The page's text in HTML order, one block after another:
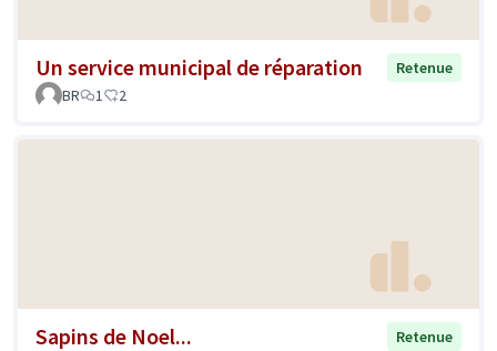
Un service municipal de réparation
Retenue
BR
1 2
Sapins de Noel...
Retenue